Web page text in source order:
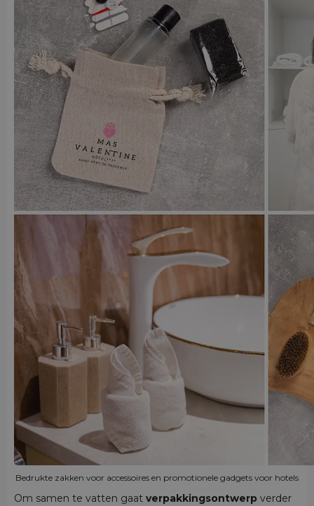
Bedrukte zakken voor accessoires en promotionele gadgets voor hotels
Om samen te vatten gaat verpakkingsontwerp verder